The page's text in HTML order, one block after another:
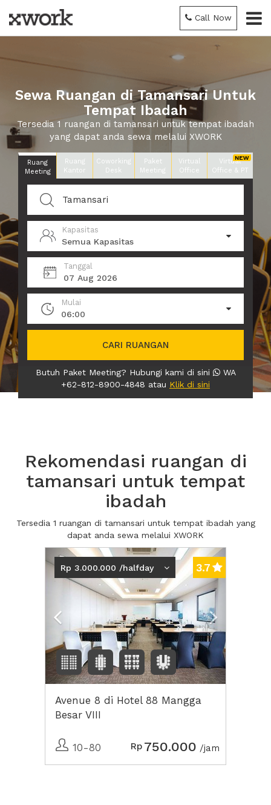
Call Now
Sewa Ruangan di Tamansari Untuk
Tempat Ibadah
Tersedia 1 ruangan di tamansari untuk tempat ibadah
yang dapat anda sewa melalui XWORK
Ruang
Meeting
Ruang
Kantor
Coworking
Desk
Paket
Meeting
Virtual
Office
Virtual
Office & PT
Kapasitas
Semua Kapasitas
Tanggal
07 Aug 2026
Mulai
06:00
CARI RUANGAN
Butuh Paket Meeting? Hubungi kami di sini
WA
+62-812-8900-4848 atau Klik di sini
Rekomendasi ruangan di
tamansari untuk tempat
ibadah
Tersedia 1 ruangan di tamansari untuk tempat ibadah yang
dapat anda sewa melalui XWORK
Previous Next2
Rp 3.000.000 /halfday 3.7
Avenue 8 di Hotel 88 Mangga
Besar VIII
10-80 Rp 750.000 /jam